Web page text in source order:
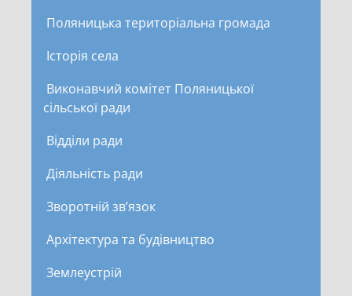
Поляницька територіальна громада
Історія села
Виконавчий комітет Поляницької
сільської ради
Відділи ради
Діяльність ради
Зворотній зв’язок
Архітектура та будівництво
Землеустрій